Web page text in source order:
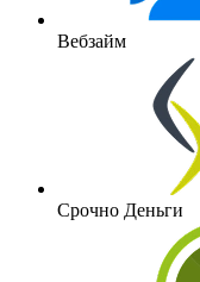
Вебзайм
Срочно Деньги